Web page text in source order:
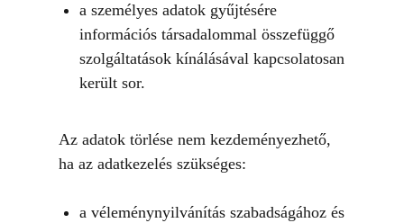
a személyes adatok gyűjtésére
információs társadalommal összefüggő
szolgáltatások kínálásával kapcsolatosan
került sor.
Az adatok törlése nem kezdeményezhető,
ha az adatkezelés szükséges:
a véleménynyilvánítás szabadságához és